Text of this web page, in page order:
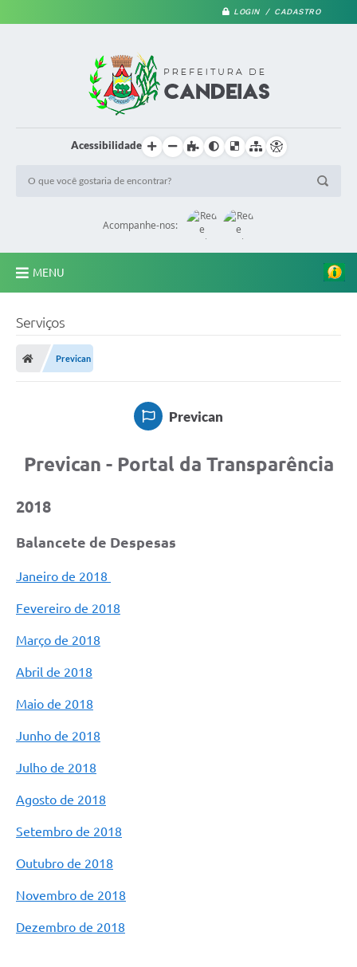
LOGIN / CADASTRO
Acessibilidade
Acompanhe-nos:
MENU
Diário Oficial
Notícias
Iluminação Pública
Denúncia de Lotes sujos e entulhos
Conselhos Municipais
Sala Mineira
Lei Paulo Gustavo
A Nossa Cidade
Portal da Transparência
Fila de espera SUS
Canal da Ouvidoria
Prevican
Publicações
Vigilância em Saúde
Creche Municipal
Plano Diretor
Serviços
Prevican
Prevican
Prevican - Portal da Transparência
2018
Balancete de Despesas
Janeiro de 2018
Fevereiro de 2018
Março de 2018
Abril de 2018
Maio de 2018
Junho de 2018
Julho de 2018
Agosto de 2018
Setembro de 2018
Outubro de 2018
Novembro de 2018
Dezembro de 2018